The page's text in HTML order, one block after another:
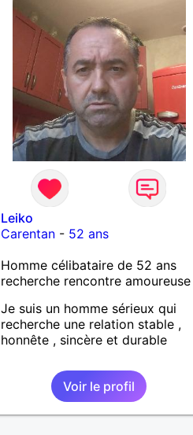
Leiko
Carentan- 52 ans
Homme célibataire de 52 ans
recherche rencontre amoureuse
Je suis un homme sérieux qui
recherche une relation stable ,
honnête , sincère et durable
Voir le profil